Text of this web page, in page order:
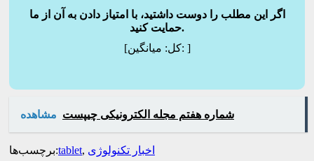
اگر این مطلب را دوست داشتید، با امتیاز دادن به آن از ما
حمایت کنید.
[کل:میانگین: ]
مشاهده شماره هفتم مجله الکترونیکی چیپست
برچسب‌ها:tablet, اخبار تکنولوژی